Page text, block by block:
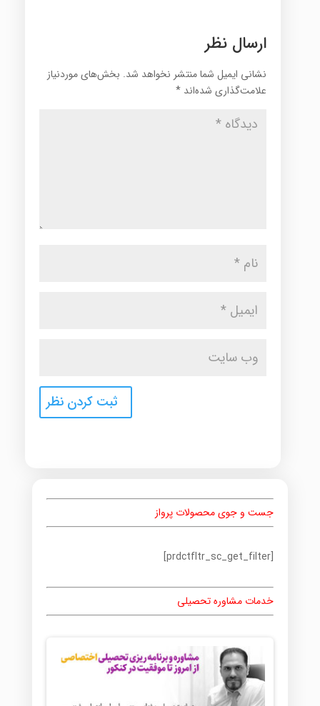
ارسال نظر
نشانی ایمیل شما منتشر نخواهد شد. بخش‌های موردنیاز
علامت‌گذاری شده‌اند *
جست و جوی محصولات پرواز
[prdctfltr_sc_get_filter]
خدمات مشاوره تحصیلی